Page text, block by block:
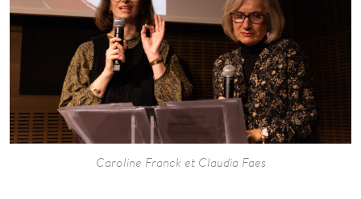
Caroline Franck et Claudia Faes